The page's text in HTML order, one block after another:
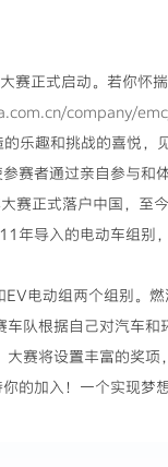
正式启动。若你怀
company/
乐趣和挑战的喜悦，
赛者通过亲自参与和
赛正式落户中国，至
导入的电动车组别
电动组两个组别。
队根据自己对汽车
赛将设置丰富的奖项
加入！一个实现梦想